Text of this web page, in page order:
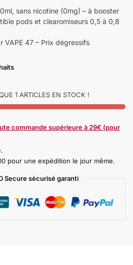
sans nicotine (0mg) – à booster
pods et clearomiseurs 0,5 à 0,8
VAPE 47 – Prix dégressifs
1 ARTICLES EN STOCK !
commande supérieure à 29€ (pour
pour une expédition le jour même.
Secure sécurisé garanti